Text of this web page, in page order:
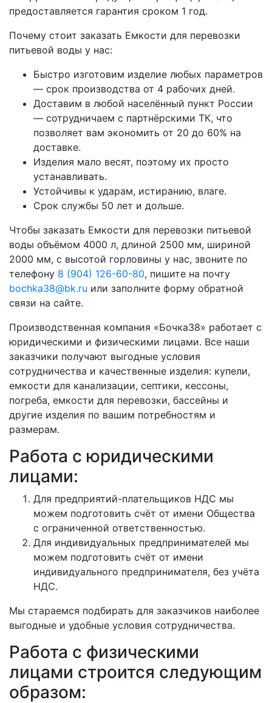
предоставляется гарантия сроком 1 год.
Почему стоит заказать Емкости для перевозки
питьевой воды у нас:
Быстро изготовим изделие любых параметров
— срок производства от 4 рабочих дней.
Доставим в любой населённый пункт России
— сотрудничаем с партнёрскими ТК, что
позволяет вам экономить от 20 до 60% на
доставке.
Изделия мало весят, поэтому их просто
устанавливать.
Устойчивы к ударам, истиранию, влаге.
Срок службы 50 лет и дольше.
Чтобы заказать Емкости для перевозки питьевой
воды объёмом 4000 л, длиной 2500 мм, шириной
2000 мм, с высотой горловины у нас, звоните по
телефону 8 (904) 126-60-80, пишите на почту
bochka38@bk.ru или заполните форму обратной
связи на сайте.
Производственная компания «Бочка38» работает с
юридическими и физическими лицами. Все наши
заказчики получают выгодные условия
сотрудничества и качественные изделия: купели,
емкости для канализации, септики, кессоны,
погреба, емкости для перевозки, бассейны и
другие изделия по вашим потребностям и
размерам.
Работа с юридическими
лицами:
Для предприятий-плательщиков НДС мы
можем подготовить счёт от имени Общества
с ограниченной ответственностью.
Для индивидуальных предпринимателей мы
можем подготовить счёт от имени
индивидуального предпринимателя, без учёта
НДС.
Мы стараемся подбирать для заказчиков наиболее
выгодные и удобные условия сотрудничества.
Работа с физическими
лицами строится следующим
образом: